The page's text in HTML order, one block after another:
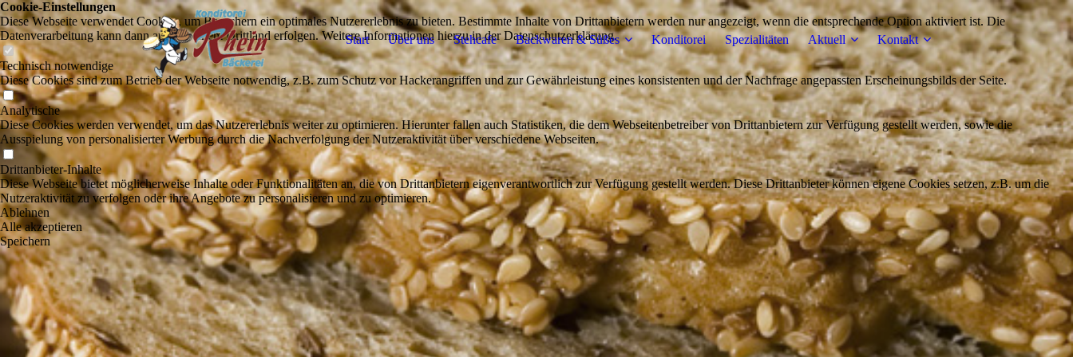
Start Über uns Stehcafe Backwaren & Süßes Konditorei Spezialitäten Aktuell Kontakt
Cookie-Einstellungen
Diese Webseite verwendet Cookies, um Besuchern ein optimales Nutzererlebnis zu bieten. Bestimmte Inhalte von Drittanbietern werden nur angezeigt, wenn die entsprechende Option aktiviert ist. Die
Datenverarbeitung kann dann auch in einem Drittland erfolgen. Weitere Informationen hierzu in der Datenschutzerklärung.
Technisch notwendige
Diese Cookies sind zum Betrieb der Webseite notwendig, z.B. zum Schutz vor Hackerangriffen und zur Gewährleistung eines konsistenten und der Nachfrage angepassten Erscheinungsbilds der Seite.
Analytische
Diese Cookies werden verwendet, um das Nutzererlebnis weiter zu optimieren. Hierunter fallen auch Statistiken, die dem Webseitenbetreiber von Drittanbietern zur Verfügung gestellt werden, sowie die
Ausspielung von personalisierter Werbung durch die Nachverfolgung der Nutzeraktivität über verschiedene Webseiten.
Drittanbieter-Inhalte
Diese Webseite bietet möglicherweise Inhalte oder Funktionalitäten an, die von Drittanbietern eigenverantwortlich zur Verfügung gestellt werden. Diese Drittanbieter können eigene Cookies setzen, z.B. um die
Nutzeraktivität zu verfolgen oder ihre Angebote zu personalisieren und zu optimieren.
Ablehnen
Alle akzeptieren
Speichern